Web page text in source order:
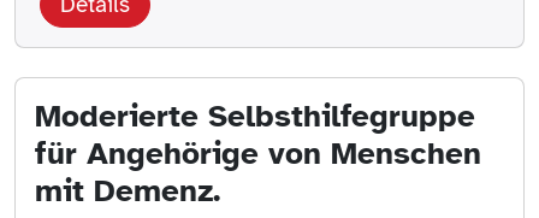
Moderierte Selbsthilfegruppe
für Angehörige von Menschen
mit Demenz.